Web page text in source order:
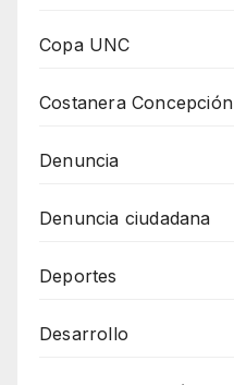
Copa UNC
Costanera Concepción
Denuncia
Denuncia ciudadana
Deportes
Desarrollo